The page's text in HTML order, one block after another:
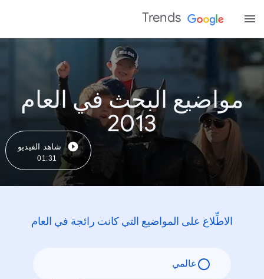
Trends
مواضيع البحث في العام
2013
شاهد الفيديو
01:31
الاطِّلاع على المواضيع التي كانت رائجة في العام
عالمي